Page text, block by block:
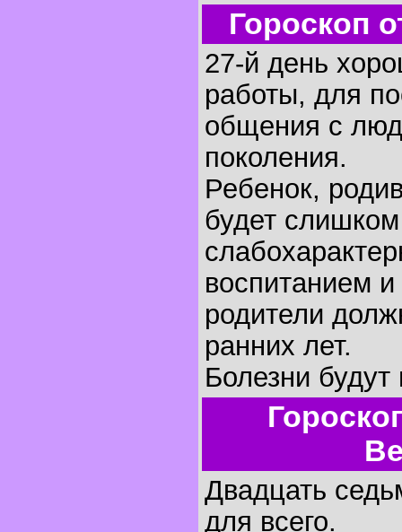
Гороскоп
27-й день
работы, для
общения с
поколения.
Ребенок,
будет
воспитанием
родители
ранних лет.
Болезни
Двадцать
для всего.